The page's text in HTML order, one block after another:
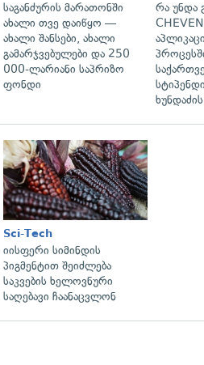
საგანძურის მარათონში
ახალი თვე დაიწყო —
ახალი შანსები, ახალი
გამარჯვებულები და 250
000-ლარიანი საპრიზო
ფონდი
რა უნდა
Sci-Tech
იისფერი სიმინდის
პიგმენტით შეიძლება
საკვების ხელოვნური
საღებავი ჩაანაცვლონ